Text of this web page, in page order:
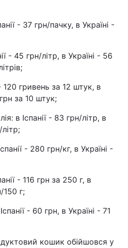
- 37 грн/пачку, в Україні -
- 45 грн/літр, в Україні - 56
120 гривень за 12 штук, в
за 10 штук;
в Іспанії - 83 грн/літр, в
- 280 грн/кг, в Україні -
- 116 грн за 250 г, в
150 г;
- 60 грн, в Україні - 71
кошик обійшовся у